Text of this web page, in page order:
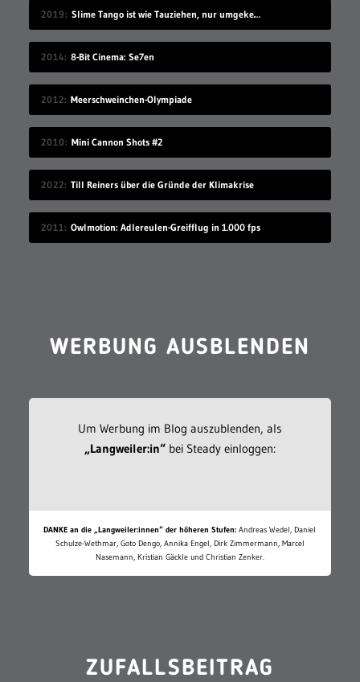
2019 Slime Tango ist wie Tauziehen, nur umgekehrt
2014 8-Bit Cinema: Se7en
2012 Meerschweinchen-Olympiade
2010 Mini Cannon Shots #2
2022 Till Reiners über die Gründe der Klimakrise
2011 Owlmotion: Adlereulen-Greifflug in 1.000 fps
WERBUNG AUSBLENDEN
Um Werbung im Blog auszublenden, als
„Langweiler:in“bei Steady einloggen:
DANKE an die „Langweiler:innen“ der höheren Stufen: Andreas Wedel, Daniel
Schulze-Wethmar, Goto Dengo, Annika Engel, Dirk Zimmermann, Marcel
Nasemann, Kristian Gäckle und Christian Zenker.
ZUFALLSBEITRAG